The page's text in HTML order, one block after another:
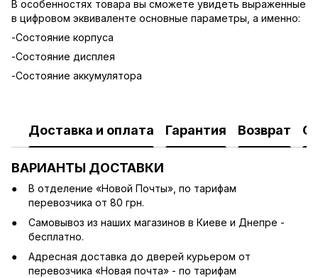
В особенностях товара вы сможете увидеть выраженные
в цифровом эквиваленте основные параметры, а именно:
-Состояние корпуса
-Состояние дисплея
-Состояние аккумулятора
Доставка и оплата Гарантия Возврат
ВАРИАНТЫ ДОСТАВКИ
В отделение «Новой Почты», по тарифам
перевозчика от 80 грн.
Cамовывоз из наших магазинов в Киеве и Днепре -
бесплатно.
Адресная доставка до дверей курьером от
перевозчика «Новая почта» - по тарифам